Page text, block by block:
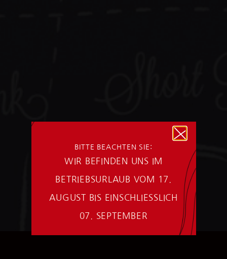
BITTE BEACHTEN SIE:
WIR BEFINDEN UNS IM
BETRIEBSURLAUB VOM 17.
AUGUST BIS EINSCHLIESSLICH
07. SEPTEMBER